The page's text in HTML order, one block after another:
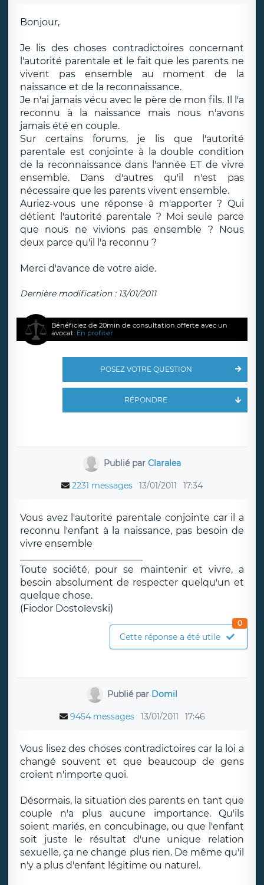
Bonjour,
Je lis des choses contradictoires concernant
l'autorité parentale et le fait que les parents ne
vivent pas ensemble au moment de la
naissance et de la reconnaissance.
Je n'ai jamais vécu avec le père de mon fils. Il l'a
reconnu à la naissance mais nous n'avons
jamais été en couple.
Sur certains forums, je lis que l'autorité
parentale est conjointe à la double condition
de la reconnaissance dans l'année ET de vivre
ensemble. Dans d'autres qu'il n'est pas
nécessaire que les parents vivent ensemble.
Auriez-vous une réponse à m'apporter ? Qui
détient l'autorité parentale ? Moi seule parce
que nous ne vivions pas ensemble ? Nous
deux parce qu'il l'a reconnu ?
Merci d'avance de votre aide.
Dernière modification : 13/01/2011
Bénéficiez de 20min de consultation offerte avec un
avocat. En profiter
POSEZ VOTRE QUESTION
RÉPONDRE
Publié parClaralea
2231 messages 13/01/2011 17:34
Vous avez l'autorite parentale conjointe car il a
reconnu l'enfant à la naissance, pas besoin de
vivre ensemble
Toute société, pour se maintenir et vivre, a
besoin absolument de respecter quelqu'un et
quelque chose.
(Fiodor Dostoïevski)
Cette réponse a été utile
0
Publié par Domil
9454 messages 13/01/2011 17:46
Vous lisez des choses contradictoires car la loi a
changé souvent et que beaucoup de gens
croient n'importe quoi.
Désormais, la situation des parents en tant que
couple n'a plus aucune importance. Qu'ils
soient mariés, en concubinage, ou que l'enfant
soit juste le résultat d'une unique relation
sexuelle, ça ne change plus rien. De même qu'il
n'y a plus d'enfant légitime ou naturel.